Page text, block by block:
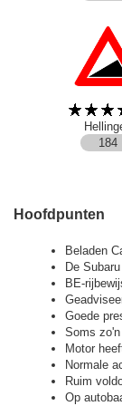
184
Hoofdpunten
Beladen
De
BE-
Goede
Soms
Motor
Normale
Ruim
Op